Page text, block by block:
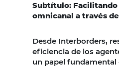
Subtítulo:
omnicanal a través
Desde Interborders,
eficiencia de los
un papel